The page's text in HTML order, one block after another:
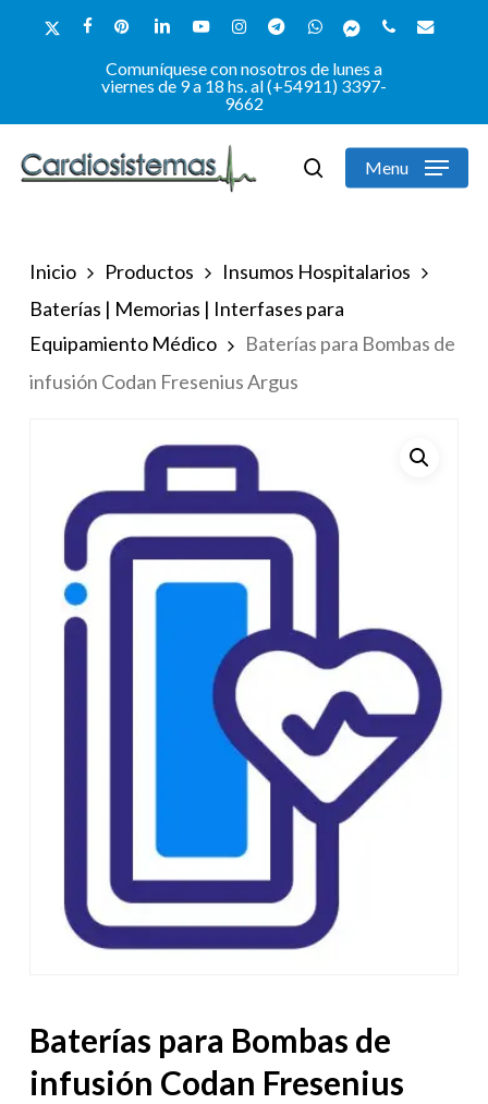
content
x-
facebookpinterestlinkedinyoutubeinstagramtelegramwhatsappmessengerphoneemail
Comuníquese con nosotros de lunes a
viernes de 9 a 18 hs. al (+54911) 3397-
9662
searchMenu
Inicio Productos
Insumos Hospitalarios
Baterías | Memorias | Interfases para
Equipamiento Médico
Baterías para Bombas de
infusión Codan Fresenius Argus
Baterías para Bombas de
infusión Codan Fresenius